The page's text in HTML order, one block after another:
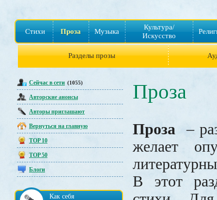
Стихи Проза Музыка
Культура/
Искусство
Разделы прозы
Сейчас в сети (1055)
Авторские анонсы
Авторы приглашают
Вернуться на главную
TOP 10
TOP 50
Блоги
Как себя
Проза
Проза –
желает
В этот